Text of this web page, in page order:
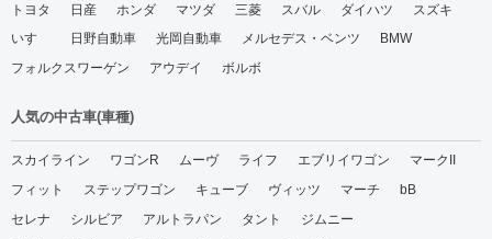
トヨタ 日産 ホンダ マツダ 三菱 スバル ダイハツ
スズキ
いすゞ
日野自動車 光岡自動車 メルセデス・ベンツ
BMW
フォルクスワーゲン
アウデイ ボルボ
人気の中古車(車種)
スカイライン ワゴンR ムーヴ ライフ エブリイワゴン
マークII
フィット
ステップワゴン キューブ ヴィッツ マーチ
bB
セレナ
シルビア アルトラパン タント
ジムニー